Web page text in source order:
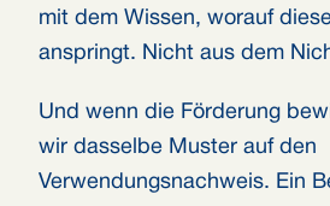
mit dem Wissen, worauf
anspringt. Nicht aus dem
Und wenn die Förderung
wir dasselbe Muster auf den
Verwendungsnachweis. Ein